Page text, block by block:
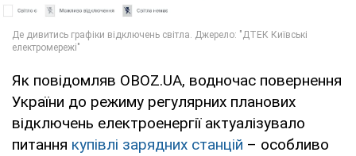
Як повідомляв OBOZ.UA, водночас повернення
України до режиму регулярних планових
відключень електроенергії актуалізувало
питання купівлі зарядних станцій – особливо